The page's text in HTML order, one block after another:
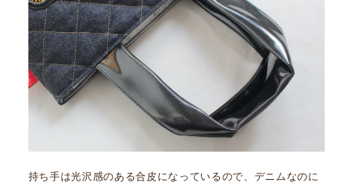
持ち手は光沢感のある合皮になっているので、デニムなのに